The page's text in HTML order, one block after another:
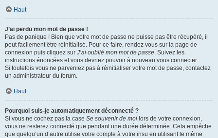
Haut
J’ai perdu mon mot de passe !
Pas de panique ! Bien que votre mot de passe ne puisse pas être récupéré, il
peut facilement être réinitialisé. Pour ce faire, rendez vous sur la page de
connexion puis cliquez sur J’ai oublié mon mot de passe. Suivez les
instructions énoncées et vous devriez pouvoir à nouveau vous connecter.
Si toutefois vous ne parveniez pas à réinitialiser votre mot de passe, contactez
un administrateur du forum.
Haut
Pourquoi suis-je automatiquement déconnecté ?
Si vous ne cochez pas la case Se souvenir de moi lors de votre connexion,
vous ne resterez connecté que pendant une durée déterminée. Cela empêche
que quelqu’un d’autre utilise votre compte à votre insu en utilisant le même